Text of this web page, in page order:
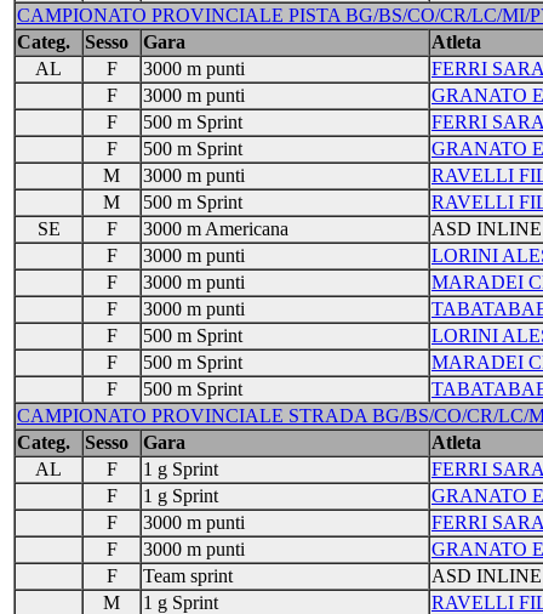
CAMPIONATO PROVINCIALE PISTA BG/BS/CO/CR/LC/MI/
Categ.
Sesso Gara
Atleta
AL
F 3000 m punti
FERRI
F
3000 m punti
GRANATO
F
500 m Sprint
FERRI
F
500 m Sprint
GRANATO
M
3000 m punti
RAVELLI
M
500 m Sprint
RAVELLI
SE
F 3000 m Americana
ASD INLINE
F
3000 m punti
LORINI
F
3000 m punti
MARADEI
F
3000 m punti
F
500 m Sprint
LORINI
F
500 m Sprint
MARADEI
F
500 m Sprint
CAMPIONATO PROVINCIALE STRADA BG/BS/CO/CR/LC/
Categ.
Sesso Gara
Atleta
AL
F 1 g Sprint
FERRI
F
1 g Sprint
GRANATO
F
3000 m punti
FERRI
F
3000 m punti
GRANATO
F
Team sprint
ASD INLINE
M
1 g Sprint
RAVELLI